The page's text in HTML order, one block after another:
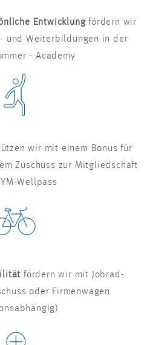
Entwicklungfördern wir
und Weiterbildungen in der
- Academy
wir mit einem Bonus für
Zuschuss zur Mitgliedschaft
Wellpass
fördern wir mit Jobrad-
oder Firmenwagen